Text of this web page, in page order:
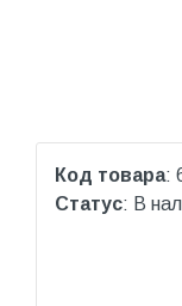
Код товара:
Статус: В